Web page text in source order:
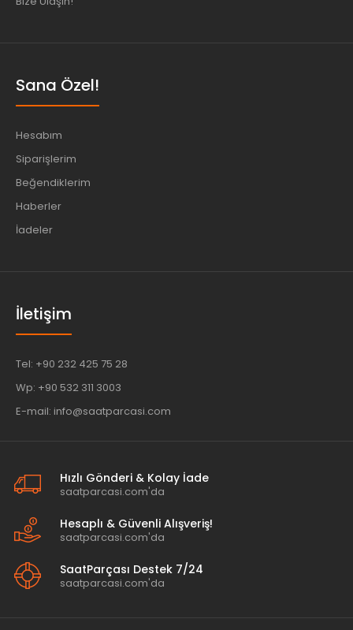
Sana Özel!
Hesabım
Siparişlerim
Beğendiklerim
Haberler
İadeler
İletişim
Tel: +90 232 425 75 28
Wp: +90 532 311 3003
E-mail: info@saatparcasi.com
Hızlı Gönderi & Kolay İade
saatparcasi.com'da
Hesaplı & Güvenli Alışveriş!
saatparcasi.com'da
SaatParçası Destek 7/24
saatparcasi.com'da